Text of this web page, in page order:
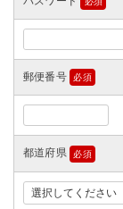
須)
郵便番号
(必
須)
都道府県
須)